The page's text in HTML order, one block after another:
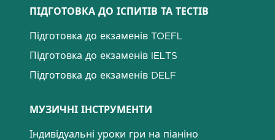
ПІДГОТОВКА ДО ІСПИТІВ ТА ТЕСТІВ
Підготовка до екзаменів TOEFL
Підготовка до екзаменів IELTS
Підготовка до екзаменів DELF
МУЗИЧНІ ІНСТРУМЕНТИ
Індивідуальні уроки гри на піаніно